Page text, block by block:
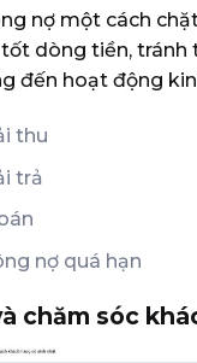
nợ một cách
dòng tiền, tránh
đến hoạt động
thu
trả
nợ quá hạn
chăm sóc